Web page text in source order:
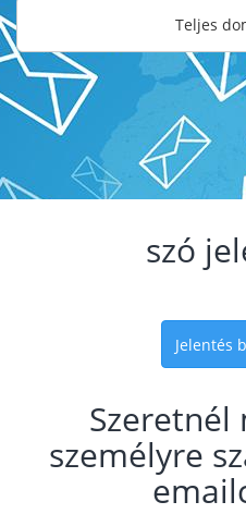
Teljes
szó
Jelentés
Szeretnél
személyre